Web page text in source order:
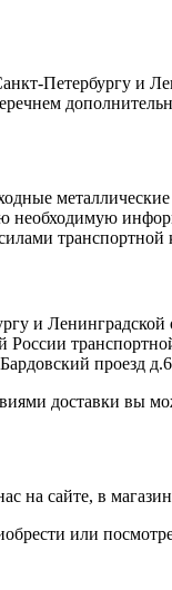
Петербургу и
и Ленинградской
России
проезд
доставки вы
на сайте, в
или